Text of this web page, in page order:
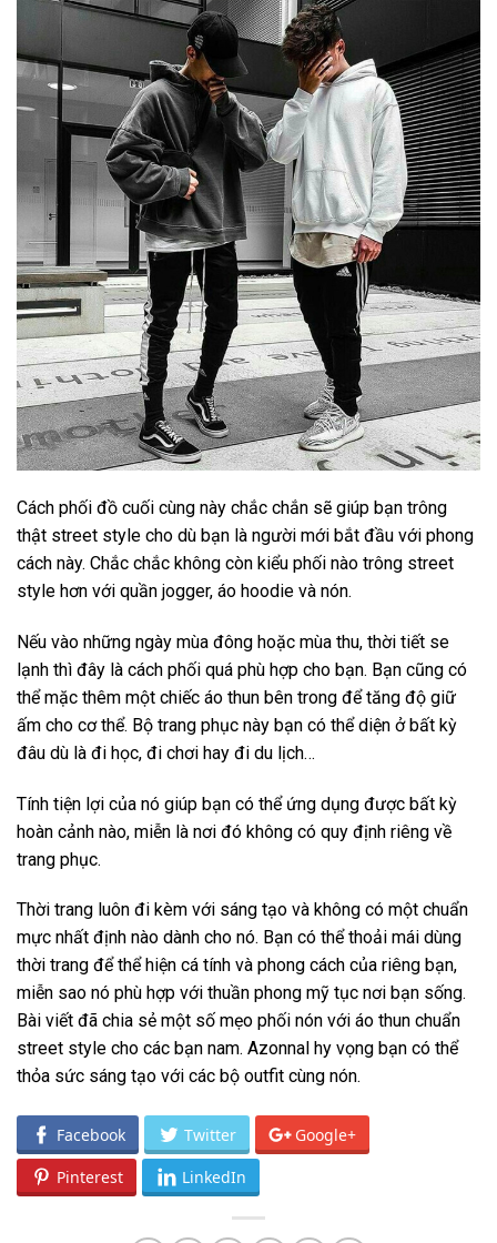
Cách phối đồ cuối cùng này chắc chắn sẽ giúp bạn trông
thật street style cho dù bạn là người mới bắt đầu với phong
cách này. Chắc chắc không còn kiểu phối nào trông street
style hơn với quần jogger, áo hoodie và nón.
Nếu vào những ngày mùa đông hoặc mùa thu, thời tiết se
lạnh thì đây là cách phối quá phù hợp cho bạn. Bạn cũng có
thể mặc thêm một chiếc áo thun bên trong để tăng độ giữ
ấm cho cơ thể. Bộ trang phục này bạn có thể diện ở bất kỳ
đâu dù là đi học, đi chơi hay đi du lịch…
Tính tiện lợi của nó giúp bạn có thể ứng dụng được bất kỳ
hoàn cảnh nào, miễn là nơi đó không có quy định riêng về
trang phục.
Thời trang luôn đi kèm với sáng tạo và không có một chuẩn
mực nhất định nào dành cho nó. Bạn có thể thoải mái dùng
thời trang để thể hiện cá tính và phong cách của riêng bạn,
miễn sao nó phù hợp với thuần phong mỹ tục nơi bạn sống.
Bài viết đã chia sẻ một số mẹo phối nón với áo thun chuẩn
street style cho các bạn nam. Azonnal hy vọng bạn có thể
thỏa sức sáng tạo với các bộ outfit cùng nón.
Facebook Twitter Google+
Pinterest LinkedIn